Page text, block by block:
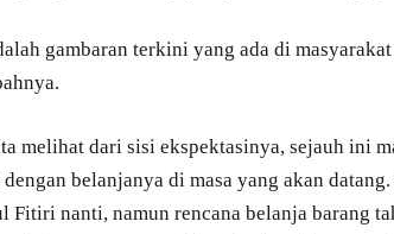
gambaran terkini yang ada di
melihat dari sisi ekspektasinya, sejauh ini
belanjanya di masa yang akan
Fitiri nanti, namun rencana belanja barang